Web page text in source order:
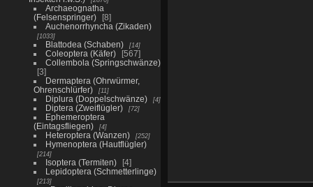
Archaeognatha
(Felsenspringer)
8
Auchenorrhyncha (Zikaden)
1033
Blattodea (Schaben) 14
Coleoptera (Käfer)
567
Collembola (Springschwänze)
3
Dermaptera (Ohrwürmer,
Ohrenschlürfer)
11
Diplura (Doppelschwänze) 4
Diptera (Zweiflügler) 72
Ephemeroptera
(Eintagsfliegen)
4
Heteroptera (Wanzen) 252
Hymenoptera (Hautflügler)
214
Isoptera (Termiten)
4
Lepidoptera (Schmetterlinge)
213